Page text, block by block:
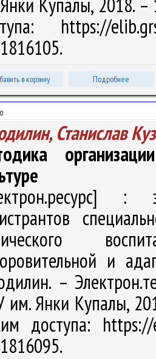
https://
в корзину Подробнее
Станислав
:
и
–
им. Янки Купалы,
доступа: